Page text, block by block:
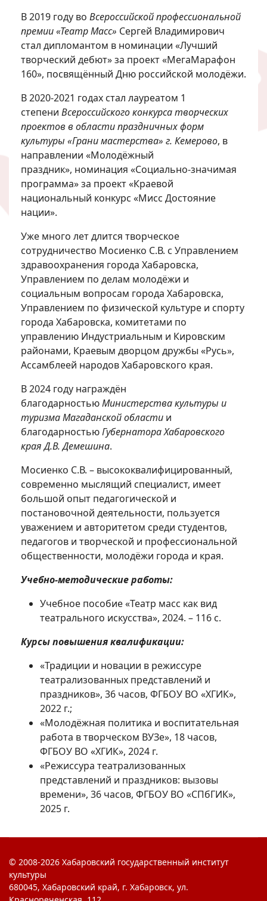
В 2019 году во Всероссийской профессиональной
премии «Театр Масс» Сергей Владимирович
стал дипломантом в номинации «Лучший
творческий дебют» за проект «МегаМарафон
160», посвящённый Дню российской молодёжи.
В 2020-2021 годах стал лауреатом 1
степени Всероссийского конкурса творческих
проектов в области праздничных форм
культуры «Грани мастерства» г. Кемерово, в
направлении «Молодёжный
праздник», номинация «Социально-значимая
программа» за проект «Краевой
национальный конкурс «Мисс Достояние
нации».
Уже много лет длится творческое
сотрудничество Мосиенко С.В. с Управлением
здравоохранения города Хабаровска,
Управлением по делам молодёжи и
социальным вопросам города Хабаровска,
Управлением по физической культуре и спорту
города Хабаровска, комитетами по
управлению Индустриальным и Кировским
районами, Краевым дворцом дружбы «Русь»,
Ассамблеей народов Хабаровского края.
В 2024 году награждён
благодарностьюМинистерства культуры и
туризма Магаданской области и
благодарностьюГубернатора Хабаровского
края Д.В. Демешина.
Мосиенко С.В. – высококвалифицированный,
современно мыслящий специалист, имеет
большой опыт педагогической и
постановочной деятельности, пользуется
уважением и авторитетом среди студентов,
педагогов и творческой и профессиональной
общественности, молодёжи города и края.
Учебно-методические работы:
Учебное пособие «Театр масс как вид
театрального искусства», 2024. – 116 с.
Курсы повышения квалификации:
«Традиции и новации в режиссуре
театрализованных представлений и
праздников», 36 часов, ФГБОУ ВО «ХГИК»,
2022 г.;
«Молодёжная политика и воспитательная
работа в творческом ВУЗе», 18 часов,
ФГБОУ ВО «ХГИК», 2024 г.
«Режиссура театрализованных
представлений и праздников: вызовы
времени», 36 часов, ФГБОУ ВО «СПбГИК»,
2025 г.
© 2008-2026 Хабаровский государственный институт
культуры
680045, Хабаровский край, г. Хабаровск, ул.